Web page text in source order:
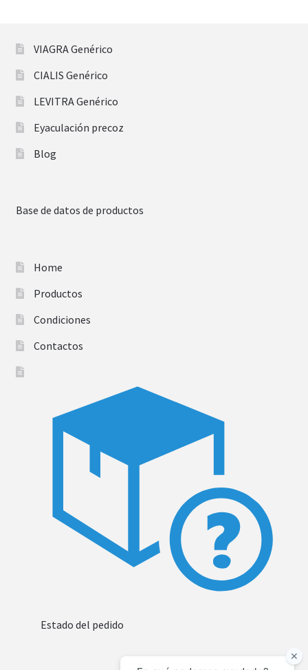
VIAGRA Genérico
CIALIS Genérico
LEVITRA Genérico
Eyaculación precoz
Blog
Base de datos de productos
Home
Productos
Condiciones
Contactos
Estado del pedido